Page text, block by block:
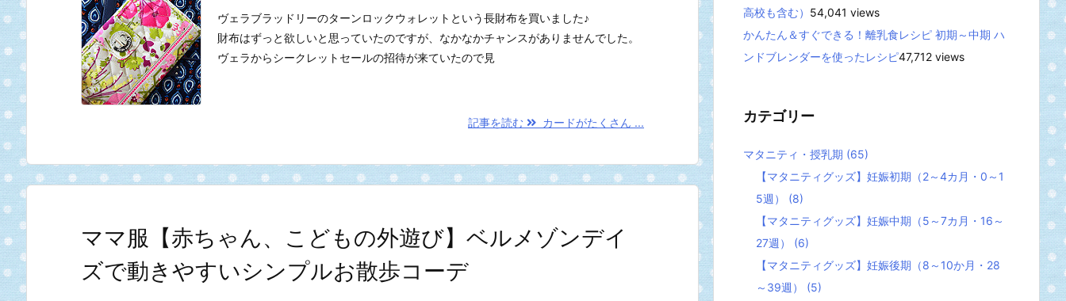
ヴェラブラッドリーのターンロックウォレットという長財布を買いました♪
財布はずっと欲しいと思っていたのですが、なかなかチャンスがありませんでした。
ヴェラからシークレットセールの招待が来ていたので見
記事を読む カードがたくさん ...
ママ服【赤ちゃん、こどもの外遊び】ベルメゾンデイ
ズで動きやすいシンプルお散歩コーデ
高校も含む） 54,041 views
かんたん＆すぐできる！離乳食レシピ 初期～中期 ハ
ンドブレンダーを使ったレシピ47,712 views
カテゴリー
マタニティ・授乳期 (65)
【マタニティグッズ】妊娠初期（2～4カ月・0～1
5週） (8)
【マタニティグッズ】妊娠中期（5～7カ月・16～
27週） (6)
【マタニティグッズ】妊娠後期（8～10か月・28
～39週） (5)